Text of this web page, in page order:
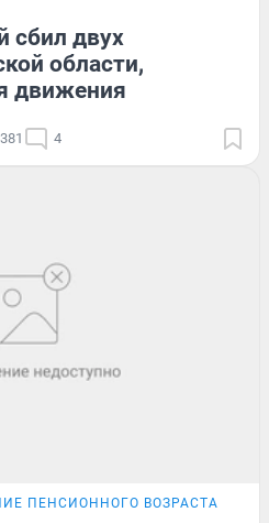
сбил двух
области,
движения
4
ПЕНСИОННОГО ВОЗРАСТА